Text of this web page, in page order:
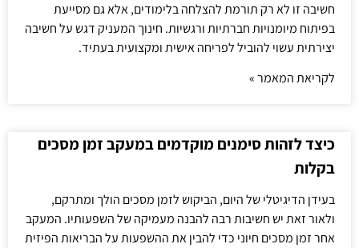
חשיבה זו לא רק תורמת להצלחה בלימודים, אלא גם מסייעת
בפיתוח מיומנויות חברתיות ורגשיות. חינוך המעניק דגש על חשיבה
יצירתית עשוי להוביל לפריחה אישית ומקצועית בעתיד.
לקריאת המאמר »
כיצד לזהות סימנים מוקדמים במעקב זמן מסכים
בקלות
בעידן הדיגיטלי של היום, הביקוש לזמן מסכים הולך ומתרקם,
ולאור זאת יש חשיבות רבה להבנה מעמיקה של השפעותיו. המעקב
אחר זמן מסכים חיוני כדי להבין את ההשפעות על הבריאות הפיזית